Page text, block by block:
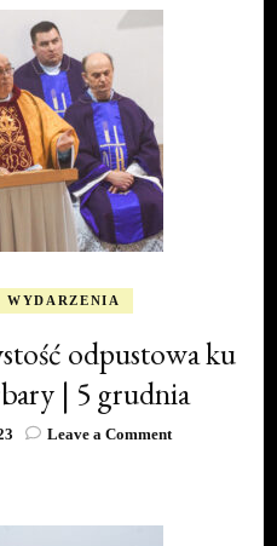
WYDARZENIA
odpustowa ku
| 5 grudnia
Leave a Commenton